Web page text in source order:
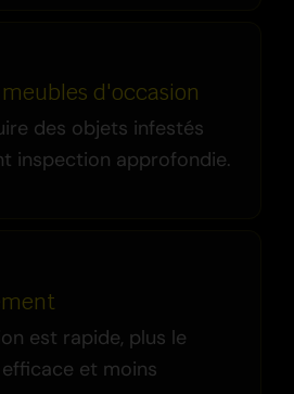
d'occasion
des objets infestés
inspection approfondie.
est rapide, plus le
et moins